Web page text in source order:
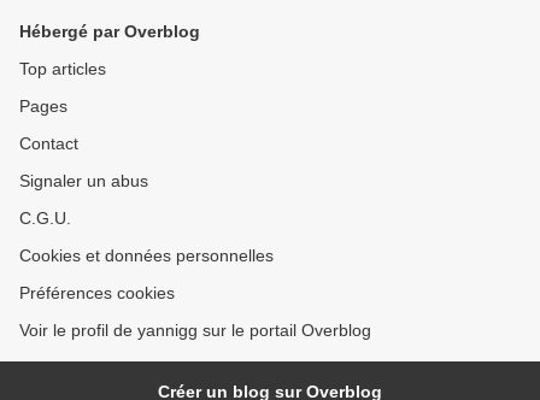
Hébergé par Overblog
Top articles
Pages
Contact
Signaler un abus
C.G.U.
Cookies et données personnelles
Préférences cookies
Voir le profil de yannigg sur le portail Overblog
Créer un blog sur Overblog